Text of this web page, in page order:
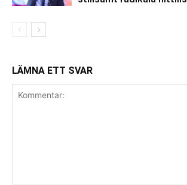
LÄMNA ETT SVAR